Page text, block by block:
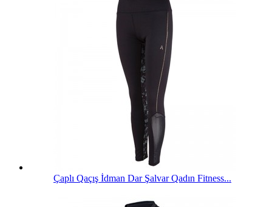
Çaplı Qaçış İdman Dar Şalvar Qadın Fitness...